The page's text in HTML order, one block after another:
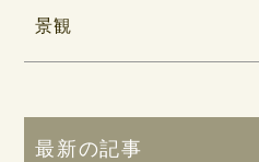
景観
最新の記事